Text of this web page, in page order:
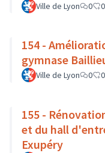
Ville de Lyon 0 0
154 -
gymnase
Ville de Lyon 0 0
155 -
et du hall
Exupéry